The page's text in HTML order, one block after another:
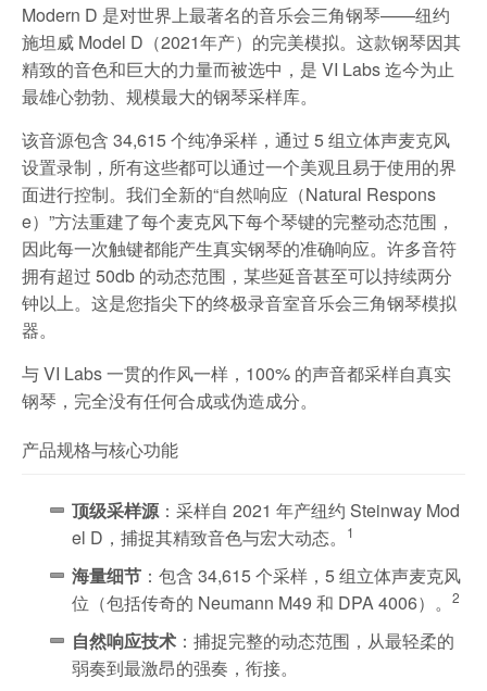
Modern D 是对世界上最著名的音乐会三角钢琴——纽约
施坦威 Model D（2021年产）的完美模拟。这款钢琴因其
精致的音色和巨大的力量而被选中，是 VI Labs 迄今为止
最雄心勃勃、规模最大的钢琴采样库。
该音源包含 34,615 个纯净采样，通过 5 组立体声麦克风
设置录制，所有这些都可以通过一个美观且易于使用的界
面进行控制。我们全新的“自然响应（Natural Respons
e）”方法重建了每个麦克风下每个琴键的完整动态范围，
因此每一次触键都能产生真实钢琴的准确响应。许多音符
拥有超过 50db 的动态范围，某些延音甚至可以持续两分
钟以上。这是您指尖下的终极录音室音乐会三角钢琴模拟
器。
与 VI Labs 一贯的作风一样，100% 的声音都采样自真实
钢琴，完全没有任何合成或伪造成分。
产品规格与核心功能
顶级采样源：采样自 2021 年产纽约 Steinway Mod
el D，捕捉其精致音色与宏大动态。
1
海量细节 ：包含 34,615 个采样，5 组立体声麦克风
位（包括传奇的 Neumann M49 和 DPA 4006）。
2
自然响应技术 ：捕捉完整的动态范围，从最轻柔的
弱奏到最激昂的强奏，衔接。